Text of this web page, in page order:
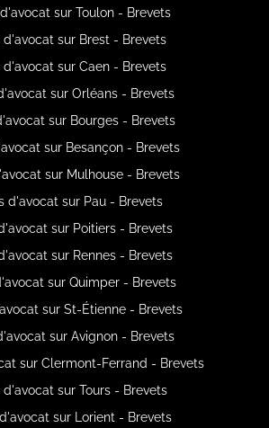
sur Toulon - Brevets
d'avocat sur Brest - Brevets
d'avocat sur Caen - Brevets
sur Orléans - Brevets
sur Bourges - Brevets
sur Besançon - Brevets
sur Mulhouse - Brevets
d'avocat sur Pau - Brevets
sur Poitiers - Brevets
sur Rennes - Brevets
sur Quimper - Brevets
sur St-Étienne - Brevets
sur Avignon - Brevets
sur Clermont-Ferrand - Brevets
d'avocat sur Tours - Brevets
sur Lorient - Brevets